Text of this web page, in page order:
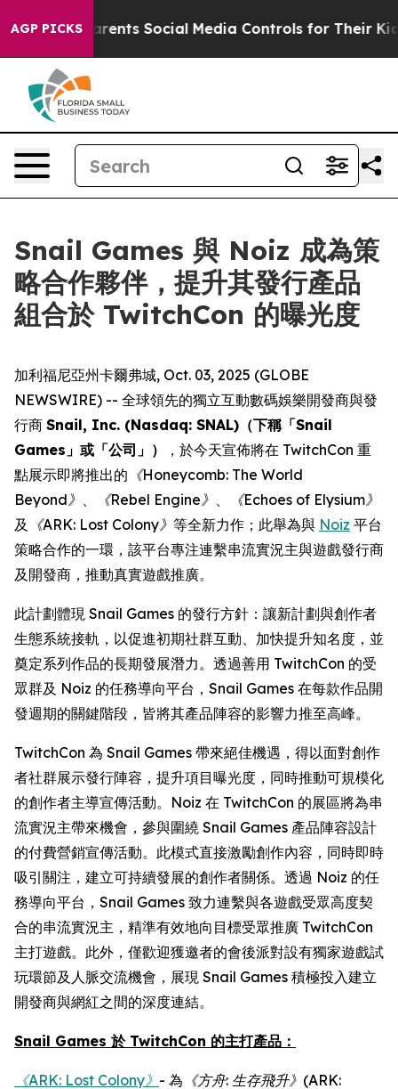
AGP PICKS
Gives Parents Social Media Controls for Their Kids.
Snail Games 與 Noiz 成為策
略合作夥伴，提升其發行產品
組合於 TwitchCon 的曝光度
加利福尼亞州卡爾弗城, Oct. 03, 2025 (GLOBE
NEWSWIRE) -- 全球領先的獨立互動數碼娛樂開發商與發
行商 Snail, Inc. (Nasdaq: SNAL)（下稱「Snail
Games」或「公司」）
，於今天宣佈將在 TwitchCon 重
點展示即將推出的 《Honeycomb: The World
Beyond》 、 《Rebel Engine》 、
《Echoes of Elysium》
及
《ARK: Lost Colony》 等全新力作；此舉為與 Noiz 平台
策略合作的一環，該平台專注連繫串流實況主與遊戲發行商
及開發商，推動真實遊戲推廣。
此計劃體現 Snail Games 的發行方針：讓新計劃與創作者
生態系統接軌，以促進初期社群互動、加快提升知名度，並
奠定系列作品的長期發展潛力。透過善用 TwitchCon 的受
眾群及 Noiz 的任務導向平台，Snail Games 在每款作品開
發週期的關鍵階段，皆將其產品陣容的影響力推至高峰。
TwitchCon 為 Snail Games 帶來絕佳機遇，得以面對創作
者社群展示發行陣容，提升項目曝光度，同時推動可規模化
的創作者主導宣傳活動。Noiz 在 TwitchCon 的展區將為串
流實況主帶來機會，參與圍繞 Snail Games 產品陣容設計
的付費營銷宣傳活動。此模式直接激勵創作內容，同時即時
吸引關注，建立可持續發展的創作者關係。透過 Noiz 的任
務導向平台，Snail Games 致力連繫與各遊戲受眾高度契
合的串流實況主，精準有效地向目標受眾推廣 TwitchCon
主打遊戲。此外，僅歡迎獲邀者的會後派對設有獨家遊戲試
玩環節及人脈交流機會，展現 Snail Games 積極投入建立
開發商與網紅之間的深度連結。
Snail Games 於 TwitchCon 的主打產品：
《ARK: Lost Colony》 - 為 《方舟: 生存飛升》 (ARK: